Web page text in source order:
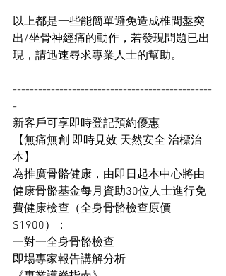
以上都是一些能簡單避免造成椎間盤突
出/坐骨神經痛的動作，若發現問題已出
現，請迅速尋求專業人士的幫助。
-----------------------------------------------
-
新客戶可享即時登記預約優惠
【無痛無創 即時見效 天然安全 治標治
本】
為推廣骨骼健康，由即日起本中心將由
健康骨骼基金每月資助30位人士進行免
費健康檢查（全身骨骼檢查原價
$1900）：
一對一全身骨骼檢查
即場專家報告講解分析